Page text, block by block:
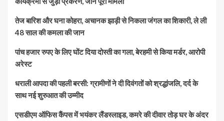
तेज बारिश और घना कोहरा, अचानक झाड़ी से निकला जंगल का शिकारी, ले ली
48 साल की कमला की जान
पांच हजार रुपए के लिए घोंट दिया दोस्ती का गला, बेरहमी से किया मर्डर, आरोपी
अरेस्ट
धराली आपदा की पहली बरसी: ग्रामीणों ने दी दिवंगतों को श्रद्धांजलि, दर्द के
साथ नई शुरुआत की उम्मीद
एसडीएम ऑफिस कैंपस में भयंकर लैंडस्लाइड, कमरे की दीवार तोड़ घर के अंदर